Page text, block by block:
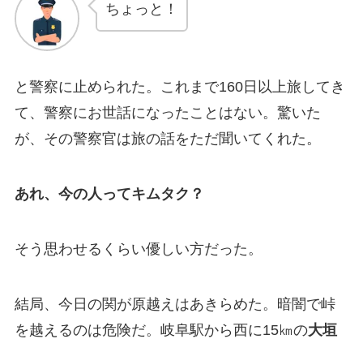
ちょっと！
と警察に止められた。これまで160日以上旅してき
て、警察にお世話になったことはない。驚いた
が、その警察官は旅の話をただ聞いてくれた。
あれ、今の人ってキムタク？
そう思わせるくらい優しい方だった。
結局、今日の関が原越えはあきらめた。暗闇で峠
を越えるのは危険だ。岐阜駅から西に15㎞の大垣